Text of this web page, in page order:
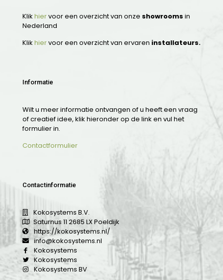
Klik hiervoor een overzicht van onze showrooms in
Nederland
Klik hiervoor een overzicht van ervaren installateurs.
Informatie
Wilt u meer informatie ontvangen of u heeft een vraag
of creatief idee, klik hieronder op de link en vul het
formulier in.
Contactformulier
Contactinformatie
Kokosystems B.V.
Saturnus 11 2685 LX Poeldijk
https://kokosystems.nl/
info@kokosystems.nl
Kokosystems
Kokosystems
Kokosystems BV